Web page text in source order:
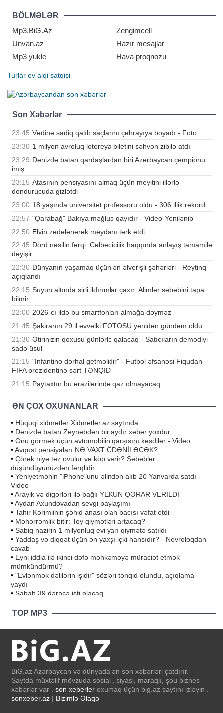
prosesinin özünün insanları "daha
ağıllı və daha yaradıcı" olduqlarını
düşünməyə sövq etdiyi qənaətin
BÖLMƏLƏR
Mp3.BiG.Az
Zengimcell
Unvan.az
Hazır mesajlar
Mp3 yukle
Hava proqnozu
Turlar ev alqi satqisi
Son Xəbərlər
23:45 Vədinə sadiq qalıb saçlarını çəhrayıya boyadı - Foto
23:30 1 milyon avroluq lotereya biletini səhvən zibilə atdı
23:29 Dənizdə batan qardaşlardan biri Azərbaycan çempionu
imiş
23:15 Atasının pensiyasını almaq üçün meyitini illərlə
dondurucuda gizlətdi
23:00 18 yaşında universitet professoru oldu - 306 illik rekord
22:57 "Qarabağ" Bakıya məğlub qayıdır - Video-Yenilənib
22:50 Elvin zədələnərək meydanı tərk etdi
22:45 Dörd nəsilin fərqi: Cəlbedicilik haqqında anlayış tamamilə
dəyişir
22:30 Dünyanın yaşamaq üçün ən əlverişli şəhərləri - Reytinq
açıqlandı
22:15 Suyun altında sirli ildırımlar çaxır: Alimlər səbəbini tapa
bilmir
22:00 2026-cı ildə bu smartfonları almağa dəyməz
21:45 Şakiranın 29 il əvvəlki FOTOSU yenidən gündəm oldu
21:30 Ətirinizin qoxusu günlərlə qalacaq - Satıcıların demədiyi
sadə üsul
21:15 "İnfantino dərhal getməlidir" - Futbol əfsanəsi Fiqudan
FİFA prezidentinə sərt TƏNQİD
21:15 Paytaxtın bu ərazilərində qaz olmayacaq
ƏN ÇOX OXUNANLAR
• Hüquqi xidmətlər Xidmetler.az saytında
• Dənizdə batan Zeynəbdən bir aydır xəbər yoxdur
• Onu görmək üçün avtomobilin qarşısını kəsdilər - Video
•Avqust pensiyaları NƏ VAXT ÖDƏNİLƏCƏK?
• Çörək niyə tez ovulur və köp verir? Səbəblər
düşündüyünüzdən fərqlidir
• Yeniyetmənin "iPhone"unu əlindən alıb 20 Yanvarda satdı -
Video
•Arayik və digərləri ilə bağlı YEKUN QƏRAR VERİLDİ
•Aydan Axundovadan sevgi paylaşımı
• Tahir Kərimlinin şəhid anası olan bacısı vəfat etdi
• Məhərrəmlik bitir: Toy qiymətləri artacaq?
• Sabiq nazirin 1 milyonluq evi yarı qiymətə satıldı
• Yaddaş və diqqət üçün ən yaxşı içki hansıdır? - Nevroloqdan
cavab
• Eyni iddia ilə ikinci dəfə məhkəməyə müraciət etmək
mümkündürmü?
• "Evlənmək dəlilərin işidir" sözləri tənqid olundu, açıqlama
yaydı
• Sabah 39 dərəcə isti olacaq
TOP MP3
BiG.az Azərbaycan və dünyada ən son xəbərləri çatdırır.
Saytda müxtəlif mövzuda sosial , siyasi, maraqlı, şou biznes
xəbərlər var . son xeberler oxumaq üçün big.az saytını izləyin .
sonxeber.az | Bizimlə Əlaqə